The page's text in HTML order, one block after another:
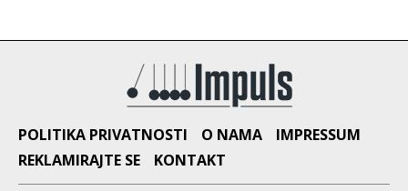
POLITIKA PRIVATNOSTI O NAMA
IMPRESSUM
REKLAMIRAJTE SE
KONTAKT